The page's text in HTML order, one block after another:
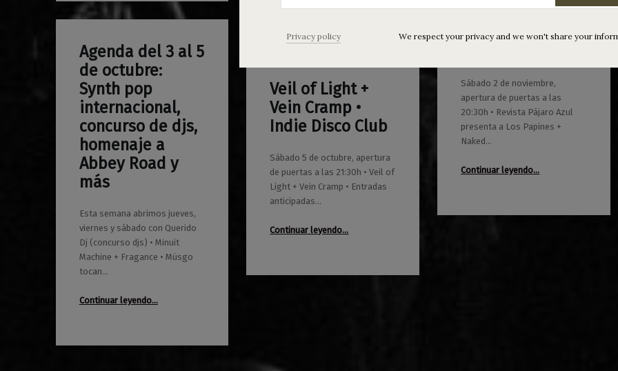
+ Naked Family +
Los Telepáticos •
Sábado 2 de noviembre,
apertura de puertas a las
20:30h • Revista Pájaro Azul
presenta a Los Papines +
Naked…
Continuar leyendo“Revista Pájaro Azul: Los Papines + Naked Family + Los Telepáticos • Indie Disco Club”
…
Agenda del 3 al 5
de octubre:
Synth pop
internacional,
concurso de djs,
homenaje a
Abbey Road y
más
Esta semana abrimos jueves,
viernes y sábado con Querido
Dj (concurso djs) • Minuit
Machine + Fragance • Müsgo
tocan…
Continuar leyendo“Agenda del 3 al 5 de octubre: Synth pop internacional, concurso de djs, homenaje a Abbey Road y más”
…
30/09/2019
0
Maravillas
Veil of Light +
Vein Cramp •
Indie Disco Club
Sábado 5 de octubre, apertura
de puertas a las 21:30h • Veil of
Light + Vein Cramp • Entradas
anticipadas…
Continuar leyendo“Veil of Light + Vein Cramp • Indie Disco Club”
…
26/09/2019
0
Maravillas
Privacy policy We respect your privacy and we won't share your